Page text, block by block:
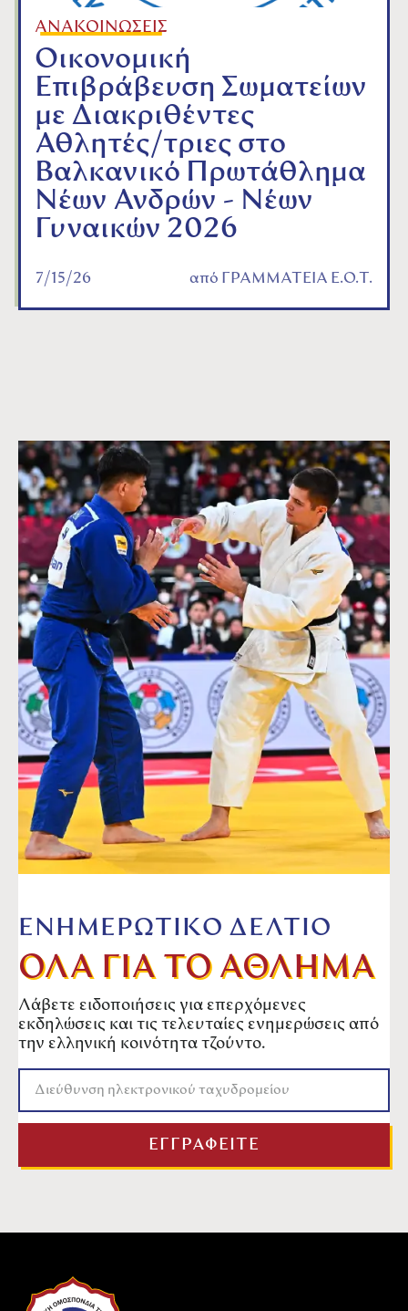
ΑΝΑΚΟΙΝΩΣΕΙΣ
Οικονομική
Επιβράβευση Σωματείων
με Διακριθέντες
Αθλητές/τριες στο
Βαλκανικό Πρωτάθλημα
Νέων Ανδρών - Νέων
Γυναικών 2026
7/15/26 από ΓΡΑΜΜΑΤΕΙΑ Ε.Ο.Τ.
ΕΝΗΜΕΡΩΤΙΚΟ ΔΕΛΤΙΟ
ΟΛΑ ΓΙΑ ΤΟ ΑΘΛΗΜΑ
Λάβετε ειδοποιήσεις για επερχόμενες
εκδηλώσεις και τις τελευταίες ενημερώσεις από
την ελληνική κοινότητα τζούντο.